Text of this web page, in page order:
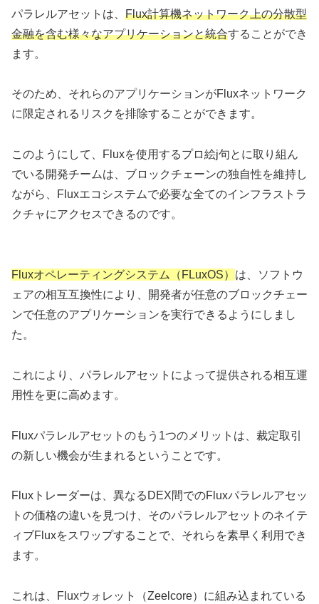
パラレルアセットは、 Flux計算機ネットワーク上の分散型
金融を含む様々なアプリケーションと統合することができ
ます。
そのため、それらのアプリケーションがFluxネットワーク
に限定されるリスクを排除することができます。
このようにして、Fluxを使用するプロ絵j句とに取り組ん
でいる開発チームは、ブロックチェーンの独自性を維持し
ながら、Fluxエコシステムで必要な全てのインフラストラ
クチャにアクセスできるのです。
Fluxオペレーティングシステム（FLuxOS） は、ソフトウ
ェアの相互互換性により、開発者が任意のブロックチェー
ンで任意のアプリケーションを実行できるようにしまし
た。
これにより、パラレルアセットによって提供される相互運
用性を更に高めます。
Fluxパラレルアセットのもう1つのメリットは、裁定取引
の新しい機会が生まれるということです。
Fluxトレーダーは、異なるDEX間でのFluxパラレルアセッ
トの価格の違いを見つけ、そのパラレルアセットのネイテ
ィブFluxをスワップすることで、それらを素早く利用でき
ます。
これは、Fluxウォレット（Zeelcore）に組み込まれている